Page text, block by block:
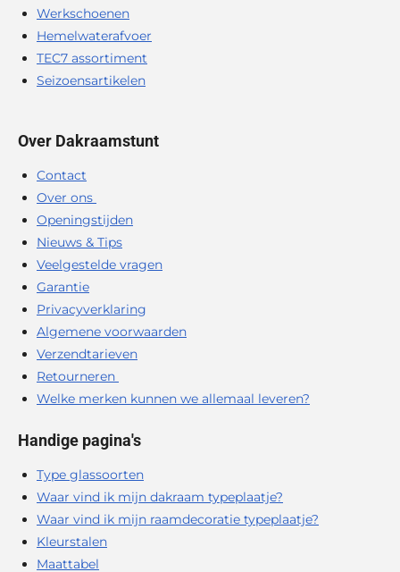
Werkschoenen
Hemelwaterafvoer
TEC7 assortiment
Seizoensartikelen
Over Dakraamstunt
Contact
Over ons
Openingstijden
Nieuws & Tips
Veelgestelde vragen
Garantie
Privacyverklaring
Algemene voorwaarden
Verzendtarieven
Retourneren
Welke merken kunnen we allemaal leveren?
Handige pagina's
Type glassoorten
Waar vind ik mijn dakraam typeplaatje?
Waar vind ik mijn raamdecoratie typeplaatje?
Kleurstalen
Maattabel